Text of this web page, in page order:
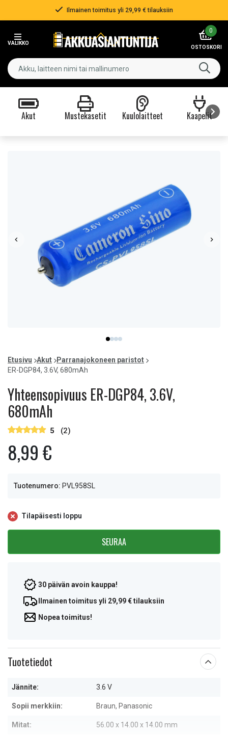
Ilmainen toimitus yli 29,99 € tilauksiin
VALIKKO
0
OSTOSKORI
Akut Mustekasetit Kuulolaitteet Kaapelit
item
0
item
1
item
2
item
3
of
4
Etusivu Akut
Parranajokoneen paristot
ER-DGP84, 3.6V, 680mAh
Yhteensopivuus ER-DGP84, 3.6V,
680mAh
5 (2)
8,99 €
Tuotenumero: PVL958SL
Tilapäisesti loppu
SEURAA
30 päivän avoin kauppa!
Ilmainen toimitus yli 29,99 € tilauksiin
Nopea toimitus!
Tuotetiedot
Jännite: 3.6 V
Sopii merkkiin: Braun, Panasonic
Mitat: 56.00 x 14.00 x 14.00 mm